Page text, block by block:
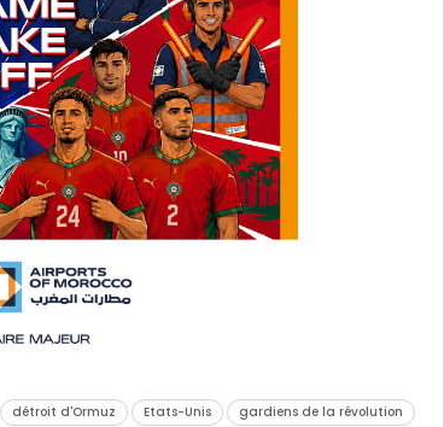
détroit d'Ormuz Etats-Unis
gardiens de la révolution